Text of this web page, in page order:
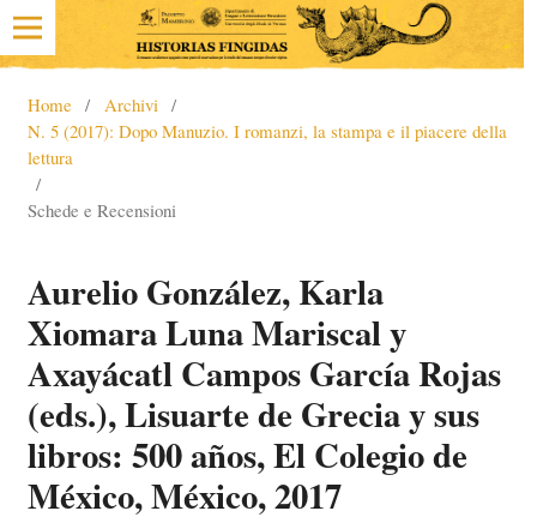
Home / Archivi /
N. 5 (2017): Dopo Manuzio. I romanzi, la stampa e il piacere della
lettura
/
Schede e Recensioni
Aurelio González, Karla
Xiomara Luna Mariscal y
Axayácatl Campos García Rojas
(eds.), Lisuarte de Grecia y sus
libros: 500 años, El Colegio de
México, México, 2017